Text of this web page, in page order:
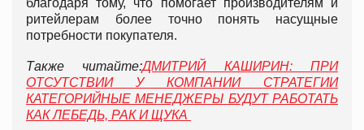
благодаря тому, что помогает производителям и
ритейлерам более точно понять насущные
потребности покупателя.
Также читайте:ДМИТРИЙ КАШИРИН: ПРИ
ОТСУТСТВИИ У КОМПАНИИ СТРАТЕГИИ
КАТЕГОРИЙНЫЕ МЕНЕДЖЕРЫ БУДУТ РАБОТАТЬ
КАК ЛЕБЕДЬ, РАК И ЩУКА